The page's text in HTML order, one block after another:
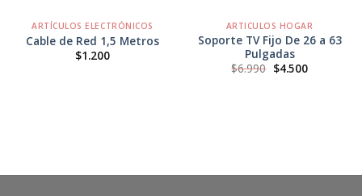
ARTÍCULOS ELECTRÓNICOS
Cable de Red 1,5 Metros
$1.200
ARTICULOS HOGAR
Soporte TV Fijo De 26 a 63
Pulgadas
$6.990 El
precio
$4.500El